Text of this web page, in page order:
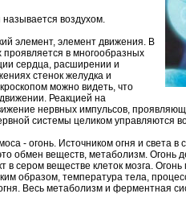
воздухом.
элемент, элемент движения. В
проявляется в многообразных
сердца, расширении и
стенок желудка и
можно видеть, что
Реакцией на
нервных импульсов,
системы целиком управляются
- огонь. Источником огня и света
обмен веществ, метаболизм. Огонь
в сером веществе клеток мозга.
образом, температура тела,
Весь метаболизм и ферментная